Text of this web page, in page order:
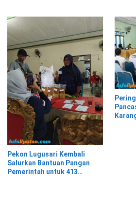
Pekon Lugusari Kembali
Salurkan Bantuan Pangan
Pemerintah untuk 413